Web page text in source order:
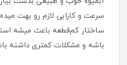
سرعت و کارایی لازم رو بهت
ساختار کم‌قطعه باعث میشه
باشه و مشکلات کمتری داشته